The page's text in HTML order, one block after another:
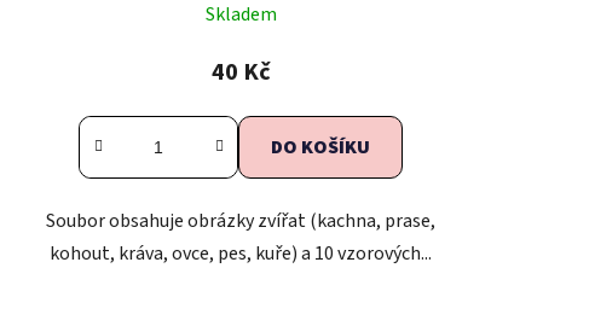
Skladem
40 Kč
DO KOŠÍKU
Soubor obsahuje obrázky zvířat (kachna, prase,
kohout, kráva, ovce, pes, kuře) a 10 vzorových...